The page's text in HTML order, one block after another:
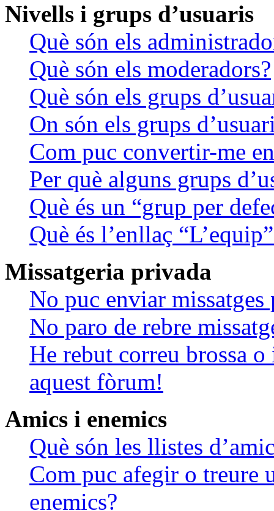
Nivells i grups d’usuaris
Què són els
Què són els moderadors?
Què són els grups
On són els grups
Com puc convertir-me
Per què alguns grups
Què és un “grup per
Què és l’enllaç
Missatgeria privada
No puc enviar
No paro de rebre
He rebut correu brossa
aquest fòrum!
Amics i enemics
Què són les llistes
Com puc afegir o treure
enemics?